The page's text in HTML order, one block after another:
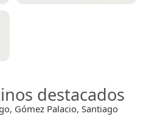
destacados
Gómez Palacio, Santiago